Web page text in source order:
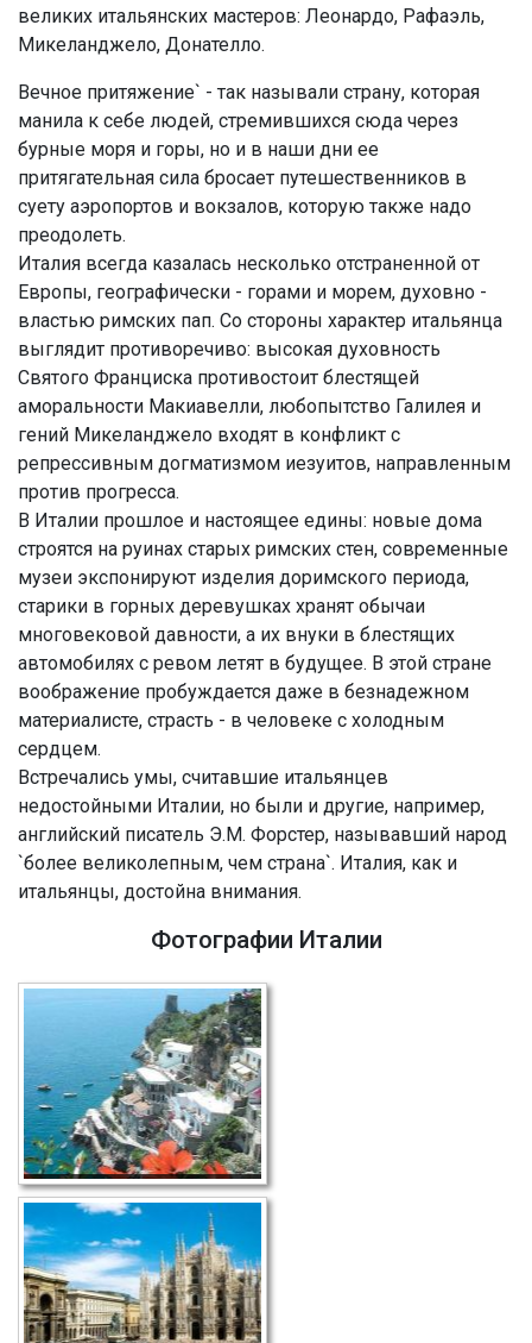
великих итальянских мастеров: Леонардо, Рафаэль,
Микеланджело, Донателло.
Вечное притяжение` - так называли страну, которая
манила к себе людей, стремившихся сюда через
бурные моря и горы, но и в наши дни ее
притягательная сила бросает путешественников в
суету аэропортов и вокзалов, которую также надо
преодолеть.
Италия всегда казалась несколько отстраненной от
Европы, географически - горами и морем, духовно -
властью римских пап. Со стороны характер итальянца
выглядит противоречиво: высокая духовность
Cвятого Франциска противостоит блестящей
аморальности Макиавелли, любопытство Галилея и
гений Микеланджело входят в конфликт с
репрессивным догматизмом иезуитов, направленным
против прогресса.
В Италии прошлое и настоящее едины: новые дома
строятся на руинах старых римских стен, современные
музеи экспонируют изделия доримского периода,
старики в горных деревушках хранят обычаи
многовековой давности, а их внуки в блестящих
автомобилях с ревом летят в будущее. В этой стране
воображение пробуждается даже в безнадежном
материалисте, страсть - в человеке с холодным
сердцем.
Встречались умы, считавшие итальянцев
недостойными Италии, но были и другие, например,
английский писатель Э.М. Форстер, называвший народ
`более великолепным, чем страна`. Италия, как и
итальянцы, достойна внимания.
Фотографии Италии